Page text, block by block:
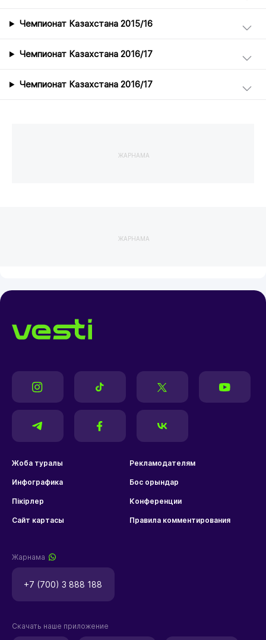
Чемпионат Казахстана 2015/16
Чемпионат Казахстана 2016/17
Чемпионат Казахстана 2016/17
ЖАРНАМА
ЖАРНАМА
Жоба туралы Рекламодателям
Инфографика Бос орындар
Пікірлер Конференции
Сайт картасы Правила комментирования
Жарнама
+7 (700) 3 888 188
Скачать наше приложение